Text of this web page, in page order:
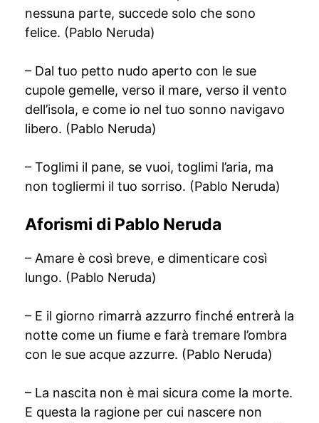
nessuna parte, succede solo che sono
felice. (Pablo Neruda)
– Dal tuo petto nudo aperto con le sue
cupole gemelle, verso il mare, verso il vento
dell’isola, e come io nel tuo sonno navigavo
libero. (Pablo Neruda)
– Toglimi il pane, se vuoi, toglimi l’aria, ma
non togliermi il tuo sorriso. (Pablo Neruda)
Aforismi di Pablo Neruda
– Amare è così breve, e dimenticare così
lungo. (Pablo Neruda)
– E il giorno rimarrà azzurro finché entrerà la
notte come un fiume e farà tremare l’ombra
con le sue acque azzurre. (Pablo Neruda)
– La nascita non è mai sicura come la morte.
E questa la ragione per cui nascere non